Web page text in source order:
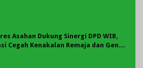
Asahan Dukung Sinergi DPD WIB,
Cegah Kenakalan Remaja dan Geng